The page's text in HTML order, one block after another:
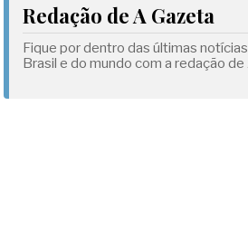
Redação de A Gazeta
Fique por dentro das últimas
Brasil e do mundo com a redação de